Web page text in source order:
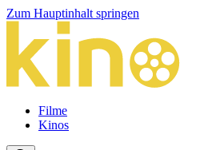
Zum Hauptinhalt springen
Filme
Kinos